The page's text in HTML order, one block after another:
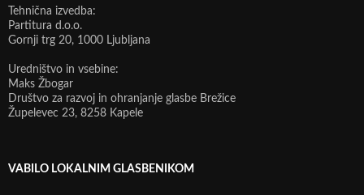
Tehnična izvedba:
Partitura d.o.o.
Gornji trg 20, 1000 Ljubljana
Uredništvo in vsebine:
Maks Žbogar
Društvo za razvoj in ohranjanje glasbe Brežice
Župelevec 23, 8258 Kapele
VABILO LOKALNIM GLASBENIKOM